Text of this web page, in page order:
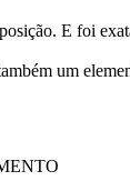
E foi
um